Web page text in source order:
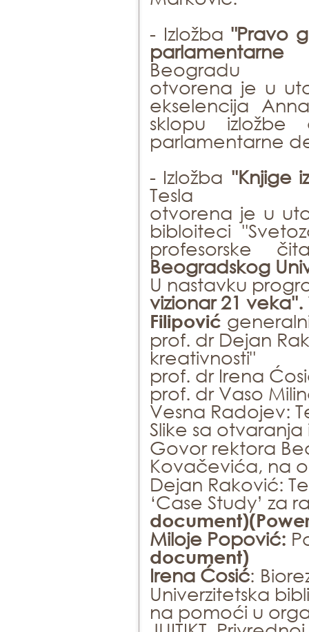
- Izložba"Pravo
parlamentarne
Beogradu
otvorena je u
ekselencija
sklopu
parlamentarne
- Izložba ''Knjige
Tesla
otvorena je u
bibloiteci
profesorske
Beogradskog
U nastavku
vizionar 21 veka''.
Filipović
prof. dr Dejan
kreativnosti"
prof. dr Irena
prof. dr Vaso
Vesna Radojev:
Slike sa
Govor rektora
Kovačevića, na
Dejan Raković:
‘Case Study’ za
document)
Miloje Popović:
document)
Irena Ćosić:
Univerzitetska
na pomoći u